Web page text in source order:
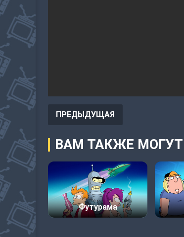
ПРЕДЫДУЩАЯ
ВАМ ТАКЖЕ МОГУТ
Футурама